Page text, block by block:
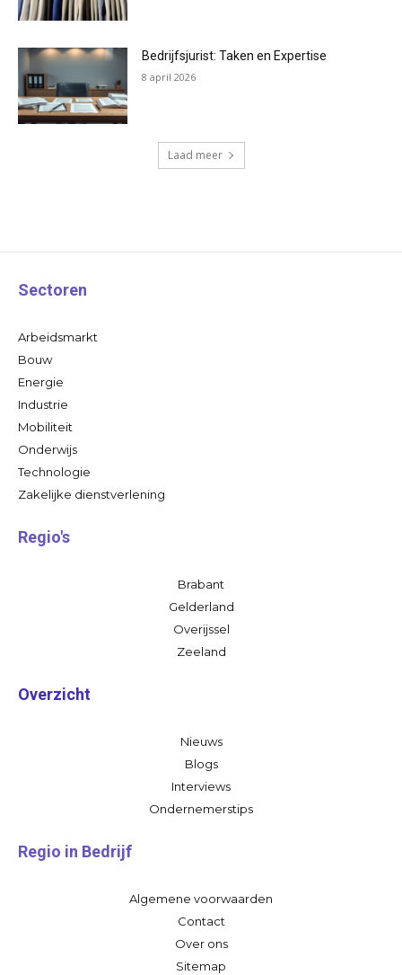
Bedrijfsjurist: Taken en Expertise
8 april 2026
Laad meer
Sectoren
Arbeidsmarkt
Bouw
Energie
Industrie
Mobiliteit
Onderwijs
Technologie
Zakelijke dienstverlening
Regio's
Brabant
Gelderland
Overijssel
Zeeland
Overzicht
Nieuws
Blogs
Interviews
Ondernemerstips
Regio in Bedrijf
Algemene voorwaarden
Contact
Over ons
Sitemap